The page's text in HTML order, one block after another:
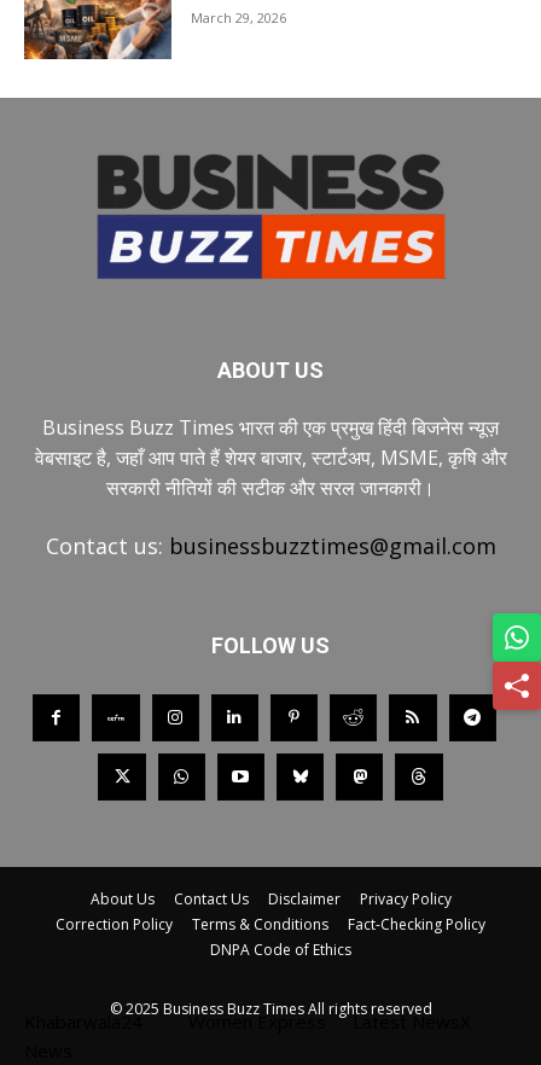
March 29, 2026
ABOUT US
Business Buzz Times भारत की एक प्रमुख हिंदी बिजनेस न्यूज़
वेबसाइट है, जहाँ आप पाते हैं शेयर बाजार, स्टार्टअप, MSME, कृषि और
सरकारी नीतियों की सटीक और सरल जानकारी।
Contact us: businessbuzztimes@gmail.com
FOLLOW US
About Us Contact Us Disclaimer
Privacy Policy
Correction Policy
Terms & Conditions
Fact-Checking Policy
DNPA Code of Ethics
© 2025 Business Buzz Times All rights reserved
Khabarwala24
Women Express Latest NewsX